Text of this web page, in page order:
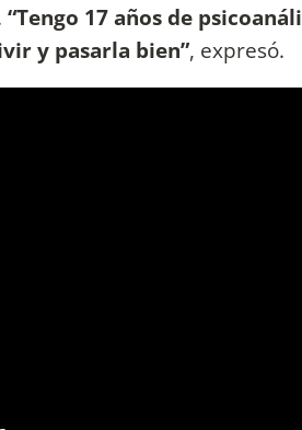
“Tengo 17 años de
y pasarla bien”, expresó.